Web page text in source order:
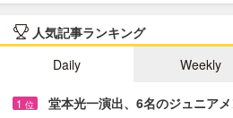
人気記事ランキング
Daily
Weekly
1 位 堂本光一演出、6名のジュニア